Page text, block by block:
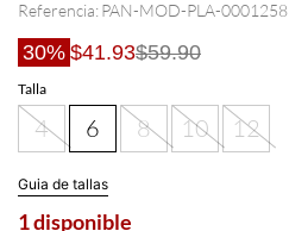
Referencia: PAN-MOD-PLA-0001258
30% $41.93$59.90
Talla
4 6 8 10 12
Guia de tallas
1 disponible